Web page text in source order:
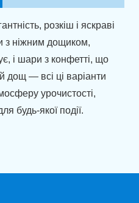
розкіш і яскраві
з ніжним дощиком,
і шари з конфетті, що
дощ — всі ці варіанти
урочистості,
будь-якої події.